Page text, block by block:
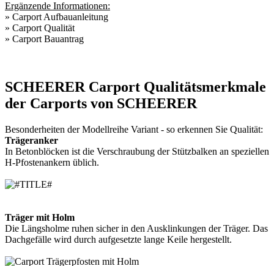
Ergänzende Informationen:
» Carport Aufbauanleitung
» Carport Qualität
» Carport Bauantrag
SCHEERER Carport Qualitätsmerkmale
der Carports von SCHEERER
Besonderheiten der Modellreihe Variant - so erkennen Sie Qualität:
Trägeranker
In Betonblöcken ist die Verschraubung der Stützbalken an speziellen
H-Pfostenankern üblich.
Träger mit Holm
Die Längsholme ruhen sicher in den Ausklinkungen der Träger. Das
Dachgefälle wird durch aufgesetzte lange Keile hergestellt.